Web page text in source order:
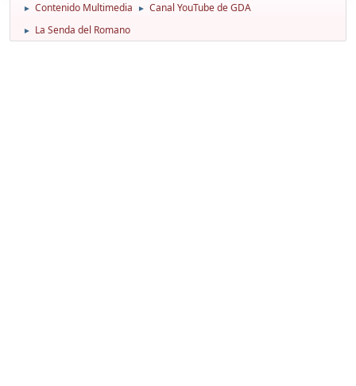
► Contenido Multimedia ► Canal YouTube de GDA
► La Senda del Romano